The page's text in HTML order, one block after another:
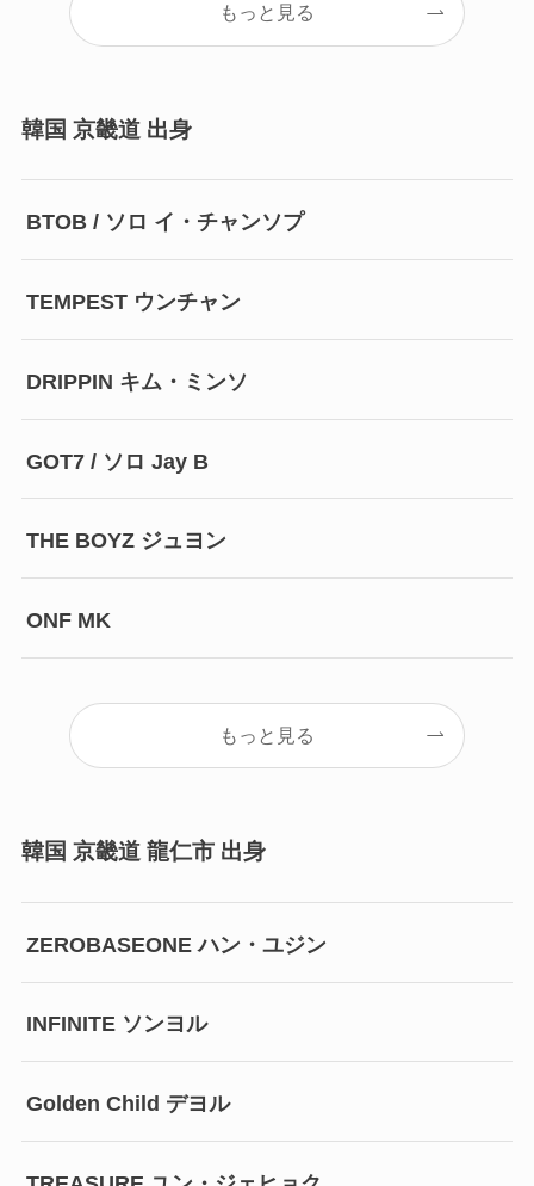
もっと見る
韓国 京畿道 出身
BTOB / ソロ イ・チャンソプ
TEMPEST ウンチャン
DRIPPIN キム・ミンソ
GOT7 / ソロ Jay B
THE BOYZ ジュヨン
ONF MK
もっと見る
韓国 京畿道 龍仁市 出身
ZEROBASEONE ハン・ユジン
INFINITE ソンヨル
Golden Child デヨル